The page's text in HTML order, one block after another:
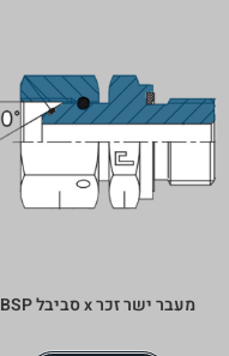
מעבר ישר זכר x סביבל BSP